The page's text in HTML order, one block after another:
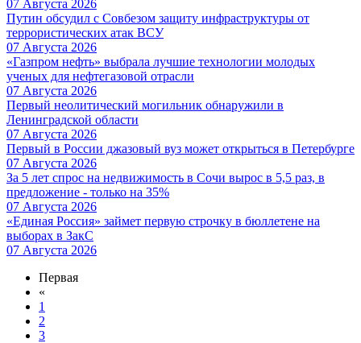
07 Августа 2026
Путин обсудил с Совбезом защиту инфраструктуры от
террористических атак ВСУ
07 Августа 2026
«Газпром нефть» выбрала лучшие технологии молодых
ученых для нефтегазовой отрасли
07 Августа 2026
Первый неолитический могильник обнаружили в
Ленинградской области
07 Августа 2026
Первый в России джазовый вуз может открыться в Петербурге
07 Августа 2026
За 5 лет спрос на недвижимость в Сочи вырос в 5,5 раз, в
предложение - только на 35%
07 Августа 2026
«Единая Россия» займет первую строчку в бюллетене на
выборах в ЗакС
07 Августа 2026
Первая
«
1
2
3